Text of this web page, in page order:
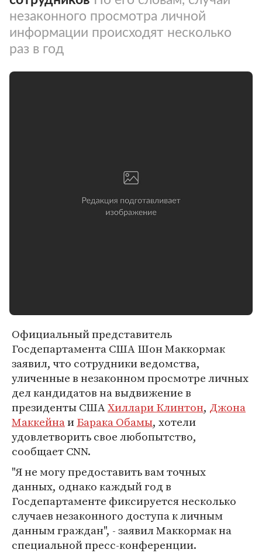
незаконного просмотра личной
информации происходят несколько
раз в год
Официальный представитель
Госдепартамента США Шон Маккормак
заявил, что сотрудники ведомства,
уличенные в незаконном просмотре личных
дел кандидатов на выдвижение в
президенты СШАХиллари Клинтон, Джона
МаккейнаиБарака Обамы, хотели
удовлетворить свое любопытство,
сообщает CNN.
"Я не могу предоставить вам точных
данных, однако каждый год в
Госдепартаменте фиксируется несколько
случаев незаконного доступа к личным
данным граждан", - заявил Маккормак на
специальной пресс-конференции.